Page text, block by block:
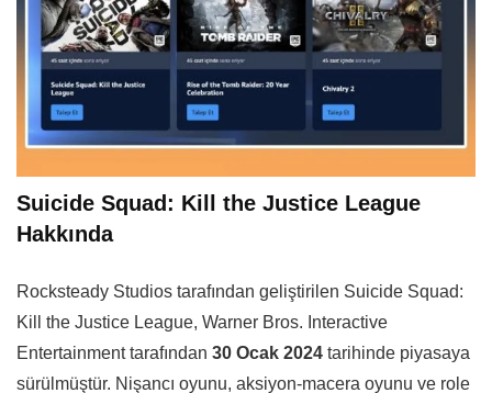
Suicide Squad: Kill the Justice League
Hakkında
Rocksteady Studios tarafından geliştirilen Suicide Squad:
Kill the Justice League, Warner Bros. Interactive
Entertainment tarafından 30 Ocak 2024 tarihinde piyasaya
sürülmüştür. Nişancı oyunu, aksiyon-macera oyunu ve role